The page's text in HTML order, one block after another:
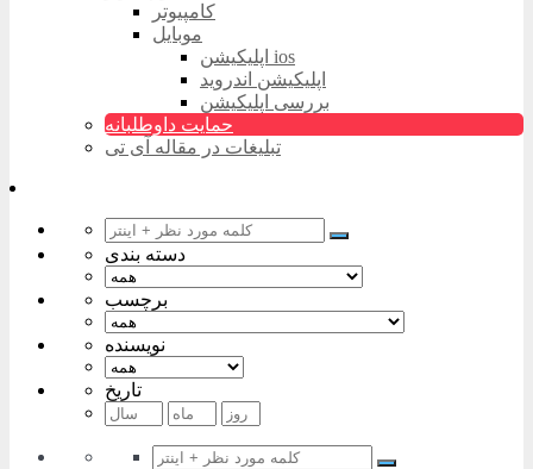
کامپیوتر
موبایل
اپلیکیشن ios
اپلیکیشن اندروید
بررسی اپلیکیشن
حمایت داوطلبانه
تبلیغات در مقاله آی تی
دسته بندی
برچسب
نویسنده
تاریخ